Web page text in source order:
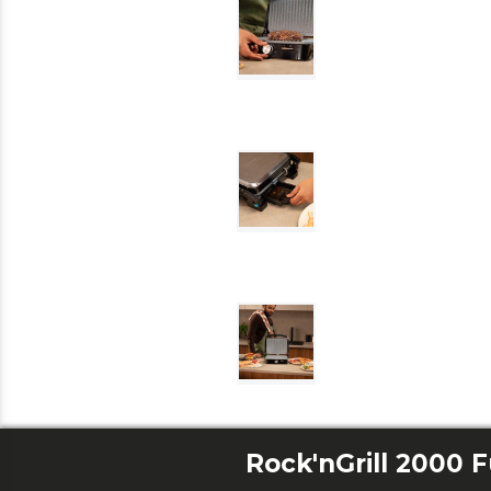
Rock'nGrill 2000